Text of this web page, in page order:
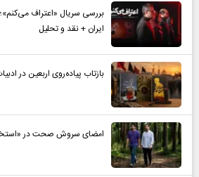
بررسی سریال «اعتراف
ایران + نقد و تحلیل
بازتاب پیاده‌روی اربعین در
امضای سروش صحت در